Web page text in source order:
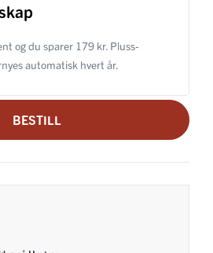
og du sparer 179 kr. Pluss-
automatisk hvert år.
BESTILL